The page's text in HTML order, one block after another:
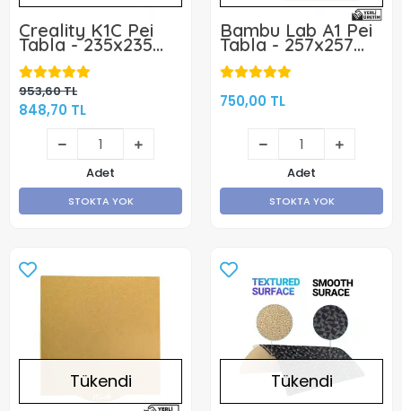
Creality K1C Pei
Tabla - 235x235
mm (Magnetli)
953,60 TL
848,70 TL
Adet
STOKTA YOK
Bambu Lab A1 Pei
Tabla - 257x257
mm
750,00 TL
Adet
STOKTA YOK
Tükendi Tükendi